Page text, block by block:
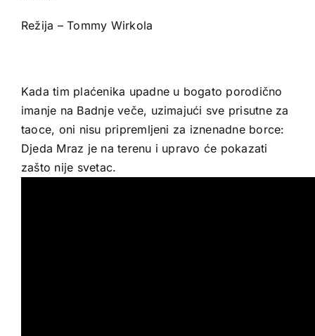
Režija – Tommy Wirkola
Kada tim plaćenika upadne u bogato porodično
imanje na Badnje veče, uzimajući sve prisutne za
taoce, oni nisu pripremljeni za iznenadne borce:
Djeda Mraz je na terenu i upravo će pokazati
zašto nije svetac.